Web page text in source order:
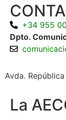
+34 955
Dpto.
Avda.
La